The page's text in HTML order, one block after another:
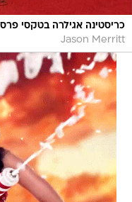
כריסטינה אגילרה בטקסי
Jason Merritt